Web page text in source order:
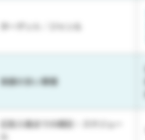
ターゲット／ジャンル
実績の多い業種
広告入稿までの期日・スケジュー